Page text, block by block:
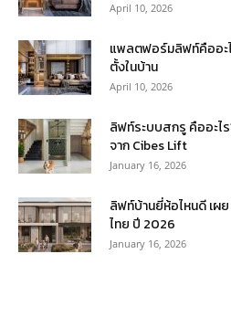
April 10, 2026
แพลตฟอร์มลิฟท์คืออะไ
ตั้งในบ้าน
April 10, 2026
ลิฟท์ระบบสกรู คืออะไ
จาก Cibes Lift
January 16, 2026
ลิฟท์บ้านยี่ห้อไหนดี เผ
ไทย ปี 2026
January 16, 2026